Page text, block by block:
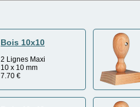
Bois 10x10
2 Lignes Maxi
10 x 10 mm
7.70 €